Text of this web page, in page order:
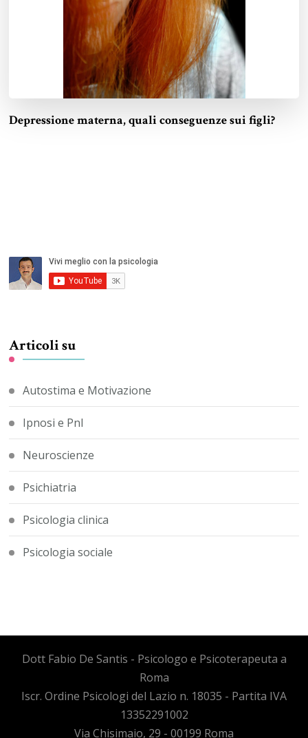
Depressione materna, quali conseguenze sui figli?
Articoli su
Autostima e Motivazione
Ipnosi e Pnl
Neuroscienze
Psichiatria
Psicologia clinica
Psicologia sociale
Dott Fabio De Santis - Psicologo e Psicoterapeuta a
Roma
Iscr. Ordine Psicologi del Lazio n. 18035 - Partita IVA
13352291002
Via Chisimaio, 29 - 00199 Roma